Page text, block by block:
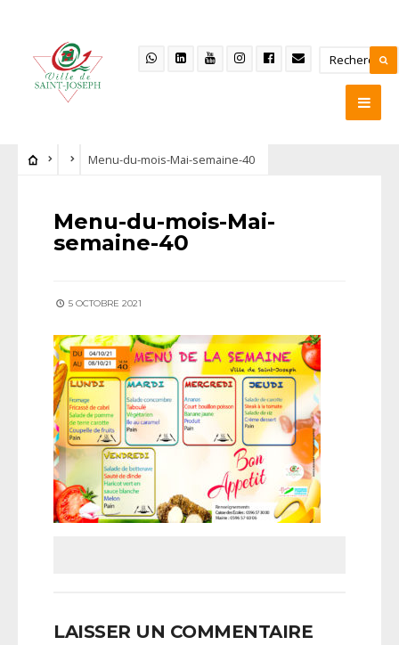
Menu-du-mois-Mai-semaine-40
Menu-du-mois-Mai-
semaine-40
5 OCTOBRE 2021
LAISSER UN COMMENTAIRE